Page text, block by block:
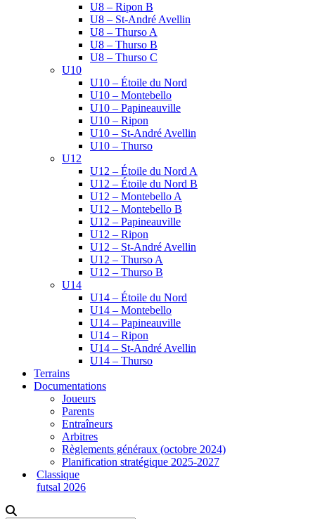
U8 – Ripon B
U8 – St-André Avellin
U8 – Thurso A
U8 – Thurso B
U8 – Thurso C
U10
U10 – Étoile du Nord
U10 – Montebello
U10 – Papineauville
U10 – Ripon
U10 – St-André Avellin
U10 – Thurso
U12
U12 – Étoile du Nord A
U12 – Étoile du Nord B
U12 – Montebello A
U12 – Montebello B
U12 – Papineauville
U12 – Ripon
U12 – St-André Avellin
U12 – Thurso A
U12 – Thurso B
U14
U14 – Étoile du Nord
U14 – Montebello
U14 – Papineauville
U14 – Ripon
U14 – St-André Avellin
U14 – Thurso
Terrains
Documentations
Joueurs
Parents
Entraîneurs
Arbitres
Règlements généraux (octobre 2024)
Planification stratégique 2025-2027
Classique
futsal 2026